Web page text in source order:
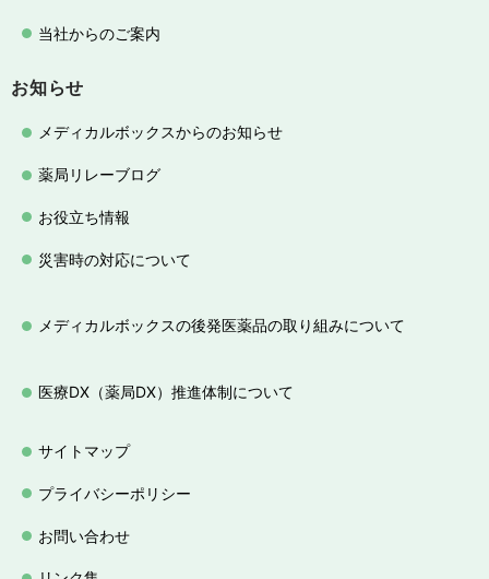
当社からのご案内
お知らせ
メディカルボックスからのお知らせ
薬局リレーブログ
お役立ち情報
災害時の対応について
メディカルボックスの後発医薬品の取り組みについて
医療DX（薬局DX）推進体制について
サイトマップ
プライバシーポリシー
お問い合わせ